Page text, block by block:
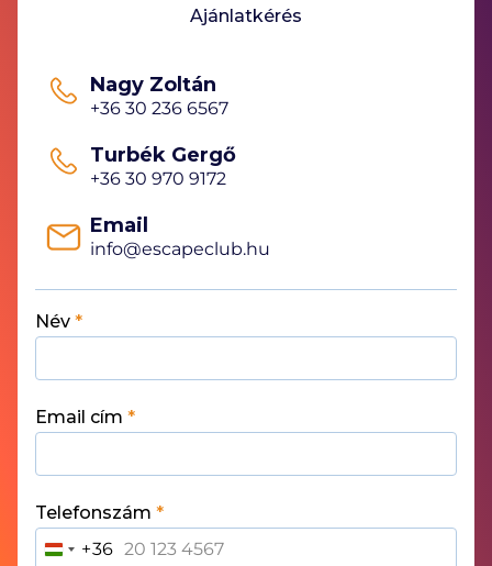
Ajánlatkérés
Nagy Zoltán
+36 30 236 6567
Turbék Gergő
+36 30 970 9172
Email
info@escapeclub.hu
Név *
Email cím *
Telefonszám *
H
+36